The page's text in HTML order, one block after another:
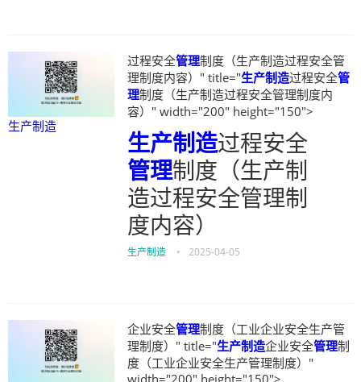
生产制造
过程安全管理制度（生产制造过程安全管
理制度内容）" title="生产制造过程安全管
理制度（生产制造过程安全管理制度内
容）" width="200" height="150">
生产制造过程安全
管理制度（生产制
造过程安全管理制
度内容）
生产制造 • 2025-04-05
企业安全管理制度（工业企业安全生产管
理制度）" title="生产制造企业安全管理制
度（工业企业安全生产管理制度）"
width="200" height="150">